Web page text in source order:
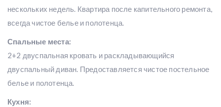
нескольких недель. Квартира после капительного ремонта,
всегда чистое белье и полотенца.
Спальные места:
2+2 двуспальная кровать и раскладывающийся
двуспальный диван. Предоставляется чистое постельное
белье и полотенца.
Кухня: